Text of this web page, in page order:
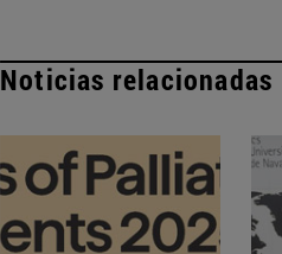
Noticias relacionadas